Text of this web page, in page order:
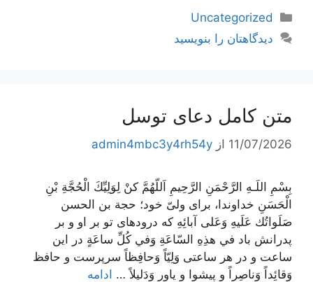
دسته‌ها
Uncategorized
دیدگاهتان را بنویسید
متن کامل دعای توسل
11/07/2026 از admin4mbc3y4rh54y
بِسْمِ اللَـهِ الرَّحْمَنِ الرَّحِيمِ اَللّهُمَّ كنْ لِوَلِيِّكَ الْحُجَّةِ بْنِ
الْحَسَنِ خداوندا، برای ولیّ خود؛ حجة بن الحسن
صَلَواتُك عَلَيهِ وَعَلى آبائِهِ که درود‌های تو بر او و بر
پدرانش باد في هذِهِ السّاعَةِ وَفي كُلِّ ساعَةٍ در این
ساعت و در هر ساعتی وَلِيّاً وَحافِظاً سرپرست و حافظ
وَقائِداً وَناصِراً و پیشوا و یاور وَدَليلاً … ادامه